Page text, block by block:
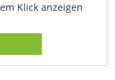
Klick anzeigen